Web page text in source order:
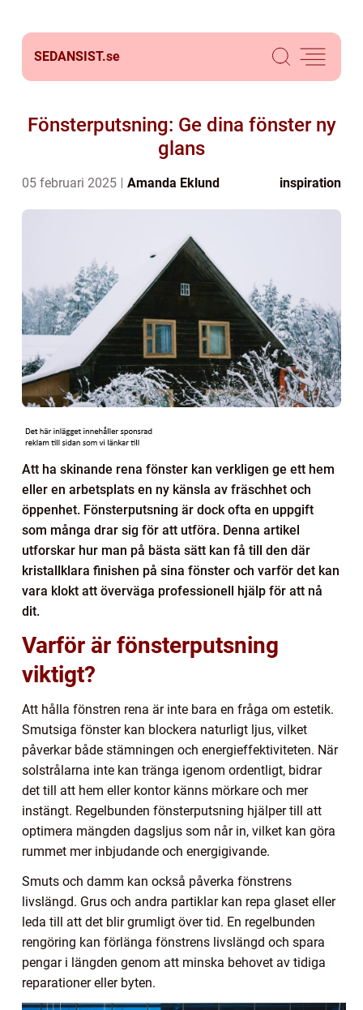
SEDANSIST.se
Fönsterputsning: Ge dina fönster ny
glans
05 februari 2025 Amanda Eklund inspiration
Att ha skinande rena fönster kan verkligen ge ett hem
eller en arbetsplats en ny känsla av fräschhet och
öppenhet. Fönsterputsning är dock ofta en uppgift
som många drar sig för att utföra. Denna artikel
utforskar hur man på bästa sätt kan få till den där
kristallklara finishen på sina fönster och varför det kan
vara klokt att överväga professionell hjälp för att nå
dit.
Varför är fönsterputsning
viktigt?
Att hålla fönstren rena är inte bara en fråga om estetik.
Smutsiga fönster kan blockera naturligt ljus, vilket
påverkar både stämningen och energieffektiviteten. När
solstrålarna inte kan tränga igenom ordentligt, bidrar
det till att hem eller kontor känns mörkare och mer
instängt. Regelbunden fönsterputsning hjälper till att
optimera mängden dagsljus som når in, vilket kan göra
rummet mer inbjudande och energigivande.
Smuts och damm kan också påverka fönstrens
livslängd. Grus och andra partiklar kan repa glaset eller
leda till att det blir grumligt över tid. En regelbunden
rengöring kan förlänga fönstrens livslängd och spara
pengar i längden genom att minska behovet av tidiga
reparationer eller byten.